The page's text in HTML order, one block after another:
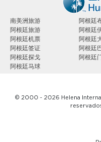
南美洲旅游
阿根廷旅游
阿根廷机票
阿根廷签证
阿根廷探戈
阿根廷马球
阿根廷
阿根廷
阿根廷
阿根廷
阿根廷
© 2000 - 2026 Helena